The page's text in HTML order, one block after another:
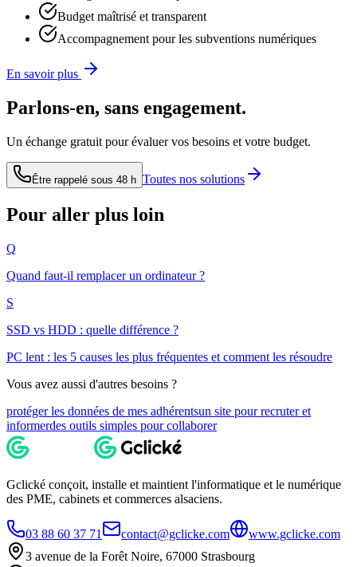
Budget maîtrisé et transparent
Accompagnement pour les subventions numériques
En savoir plus
Parlons-en, sans engagement.
Un échange gratuit pour évaluer vos besoins et votre budget.
Être rappelé sous 48 h Toutes nos solutions
Pour aller plus loin
Q
Quand faut-il remplacer un ordinateur ?
S
SSD vs HDD : quelle différence ?
PC lent : les 5 causes les plus fréquentes et comment les résoudre
Vous avez aussi d'autres besoins ?
protéger les données de mes adhérentsun site pour recruter et
informerdes outils simples pour collaborer
Gclické conçoit, installe et maintient l'informatique et le numérique
des PME, cabinets et commerces alsaciens.
03 88 60 37 71 contact@gclicke.com
www.gclicke.com
3 avenue de la Forêt Noire, 67000 Strasbourg